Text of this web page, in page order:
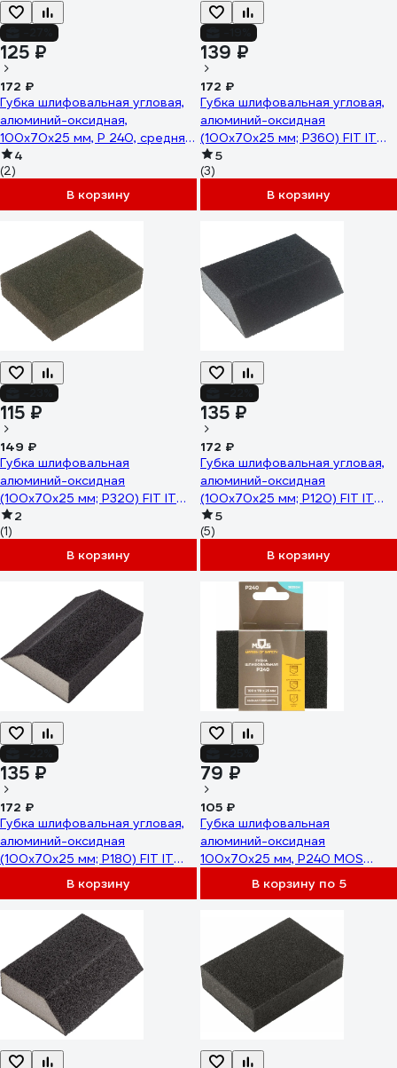
125 ₽
172 ₽
Губка шлифовальная угловая,
алюминий-оксидная,
100x70x25 мм, Р 240, средняя
жесткость FIT 38377
4
(2)
В корзину
139 ₽
172 ₽
Губка шлифовальная угловая,
алюминий-оксидная
(100х70х25 мм; Р360) FIT IT
38376
5
(3)
В корзину
115 ₽
149 ₽
Губка шлифовальная
алюминий-оксидная
(100х70х25 мм; Р320) FIT IT
38357
2
(1)
В корзину
135 ₽
172 ₽
Губка шлифовальная угловая,
алюминий-оксидная
(100х70х25 мм; Р120) FIT IT
38374
5
(5)
В корзину
135 ₽
172 ₽
Губка шлифовальная угловая,
алюминий-оксидная
(100х70х25 мм; Р180) FIT IT
В корзину
79 ₽
105 ₽
Губка шлифовальная
алюминий-оксидная
100x70x25 мм, Р240 MOS
В корзину по 5